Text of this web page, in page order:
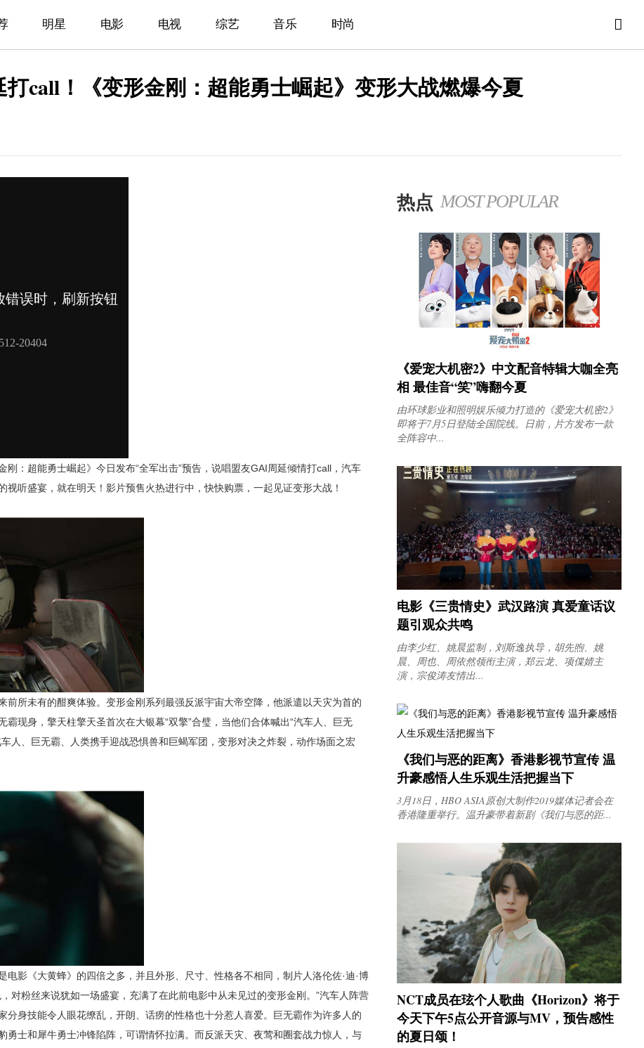
明星 电影 电视 综艺 音乐 时尚
call！《变形金刚：超能勇士崛起》变形大战燃爆今夏
刚：超能勇士崛起》今日发布“全军出击”预告，说唱盟友GAI周延倾情打call，汽车
听盛宴，就在明天！影片预售火热进行中，快快购票，一起见证变形大战！
前所未有的酣爽体验。变形金刚系列最强反派宇宙大帝空降，他派遣以天灾为首的
霸现身，擎天柱擎天圣首次在大银幕“双擎”合璧，当他们合体喊出“汽车人、巨无
人、巨无霸、人类携手迎战恐惧兽和巨蝎军团，变形对决之炸裂，动作场面之宏
电影《大黄蜂》的四倍之多，并且外形、尺寸、性格各不相同，制片人洛伦佐·迪·博
对粉丝来说犹如一场盛宴，充满了在此前电影中从未见过的变形金刚。”汽车人阵营
身技能令人眼花缭乱，开朗、话痨的性格也十分惹人喜爱。巨无霸作为许多人的
士和犀牛勇士冲锋陷阵，可谓情怀拉满。而反派天灾、夜莺和圈套战力惊人，与
热点 MOST POPULAR
《爱宠大机密2》中文配音特辑大咖全亮
相 最佳音“笑”嗨翻今夏
由环球影业和照明娱乐倾力打造的《爱宠大机密2》
即将于7月5日登陆全国院线。日前，片方发布一款
全阵容中...
电影《三贵情史》武汉路演 真爱童话议
题引观众共鸣
由李少红、姚晨监制，刘斯逸执导，胡先煦、姚
晨、周也、周依然领衔主演，郑云龙、项偞婧主
演，宗俊涛友情出...
《我们与恶的距离》香港影视节宣传 温
升豪感悟人生乐观生活把握当下
3月18日，HBO ASIA原创大制作2019媒体记者会在
香港隆重举行。温升豪带着新剧《我们与恶的距...
NCT成员在玹个人歌曲《Horizon》将于
今天下午5点公开音源与MV，预告感性
的夏日颂！